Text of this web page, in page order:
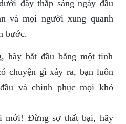
đây thắp sáng ngày đầu
và mọi người xung quanh
bước.
hãy bắt đầu bằng một tinh
chuyện gì xảy ra, bạn luôn
và chinh phục mọi khó
mới! Đừng sợ thất bại, hãy